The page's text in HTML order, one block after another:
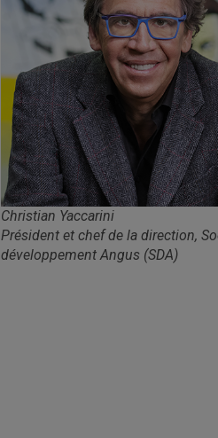
Christian Yaccarini
Président et chef de la direction,
développement Angus (SDA)